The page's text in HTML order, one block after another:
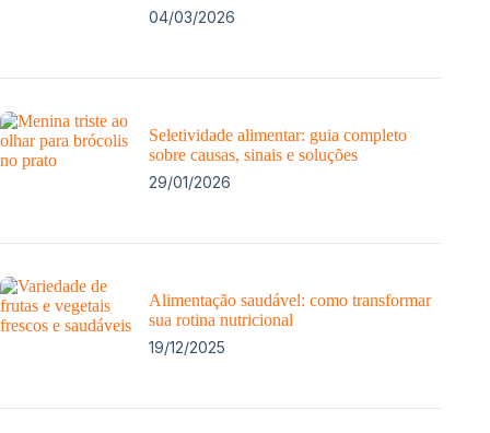
04/03/2026
Seletividade alimentar: guia completo
sobre causas, sinais e soluções
29/01/2026
Alimentação saudável: como transformar
sua rotina nutricional
19/12/2025